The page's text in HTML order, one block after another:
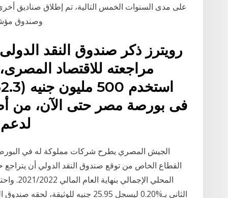
على مدى السنوات الخمس التالية، تم إطلاق صناديق
وصندوق
مراجعته للاقتصاد
الجيش المصري يطرح شركات مملوكة له في
المحلي